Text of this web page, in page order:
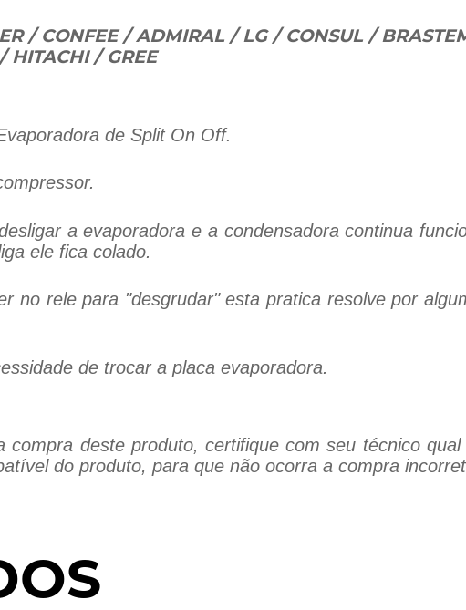
/ CONFEE / ADMIRAL / LG / CONSUL /
HITACHI / GREE
de Split On Off.
a evaporadora e a condensadora continua
ele fica colado.
no rele para "desgrudar" esta pratica resolve por
de trocar a placa evaporadora.
compra deste produto, certifique com seu técnico
do produto, para que não ocorra a compra